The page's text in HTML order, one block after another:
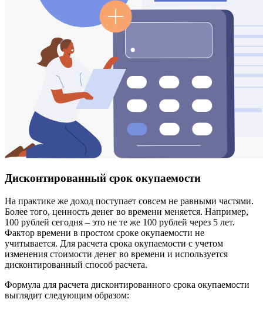
Дисконтированный срок окупаемости
На практике же доход поступает совсем не равными частями.
Более того, ценность денег во времени меняется. Например,
100 рублей сегодня – это не те же 100 рублей через 5 лет.
Фактор времени в простом сроке окупаемости не
учитывается. Для расчета срока окупаемости с учетом
изменения стоимости денег во времени и используется
дисконтированный способ расчета.
Формула для расчета дисконтированного срока окупаемости
выглядит следующим образом: